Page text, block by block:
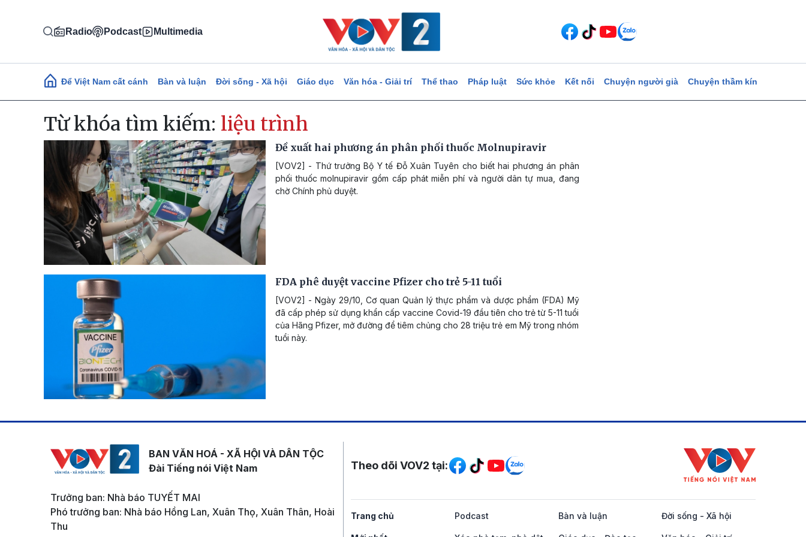
Radio Podcast Multimedia
Main navigation
Để Việt Nam cất cánh Bàn và luận Đời sống - Xã hội Giáo dục Văn hóa - Giải trí Thể thao Pháp luật Sức khỏe Kết nối Chuyện người già Chuyện thầm kín
Từ khóa tìm kiếm: liệu trình
Đề xuất hai phương án phân phối thuốc Molnupiravir
[VOV2] - Thứ trưởng Bộ Y tế Đỗ Xuân Tuyên cho biết hai phương án phân
phối thuốc molnupiravir gồm cấp phát miễn phí và người dân tự mua, đang
chờ Chính phủ duyệt.
FDA phê duyệt vaccine Pfizer cho trẻ 5-11 tuổi
[VOV2] - Ngày 29/10, Cơ quan Quản lý thực phẩm và dược phẩm (FDA) Mỹ
đã cấp phép sử dụng khẩn cấp vaccine Covid-19 đầu tiên cho trẻ từ 5-11 tuổi
của Hãng Pfizer, mở đường để tiêm chủng cho 28 triệu trẻ em Mỹ trong nhóm
tuổi này.
BAN VĂN HOÁ - XÃ HỘI VÀ DÂN TỘC
Đài Tiếng nói Việt Nam
Trưởng ban: Nhà báo TUYẾT MAI
Phó trưởng ban: Nhà báo Hồng Lan, Xuân Thọ, Xuân Thân, Hoài
Thu
Mạng xã hội
Theo dõi VOV2 tại:
Trang chủ Podcast Bàn và luận Đời sống - Xã hội